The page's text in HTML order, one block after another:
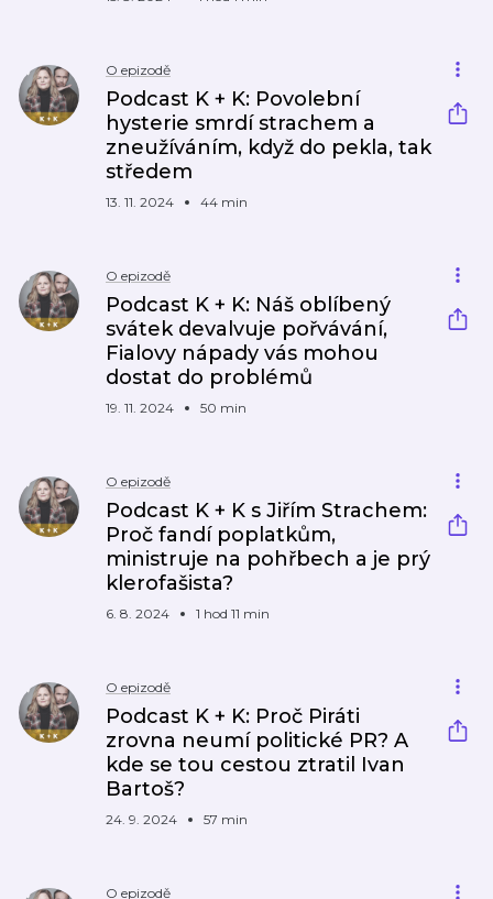
O epizodě
Podcast K + K: Povolební
hysterie smrdí strachem a
zneužíváním, když do pekla, tak
středem
13. 11. 2024 44 min
O epizodě
Podcast K + K: Náš oblíbený
svátek devalvuje pořvávání,
Fialovy nápady vás mohou
dostat do problémů
19. 11. 2024 50 min
O epizodě
Podcast K + K s Jiřím Strachem:
Proč fandí poplatkům,
ministruje na pohřbech a je prý
klerofašista?
6. 8. 2024 1 hod 11 min
O epizodě
Podcast K + K: Proč Piráti
zrovna neumí politické PR? A
kde se tou cestou ztratil Ivan
Bartoš?
24. 9. 2024 57 min
O epizodě